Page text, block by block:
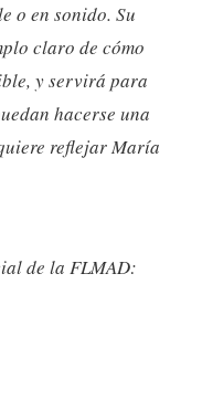
o en sonido. Su
claro de cómo
y servirá para
hacerse una
reflejar María
de la FLMAD: